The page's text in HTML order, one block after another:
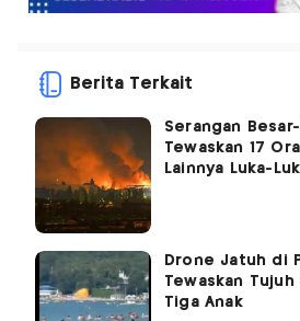
Berita Terkait
Serangan
Tewaskan 17
Lainnya Luka-
Drone Jatuh di
Tewaskan
Tiga Anak